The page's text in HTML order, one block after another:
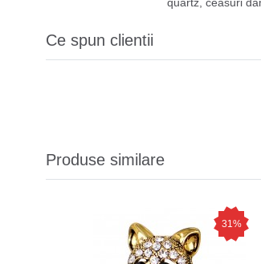
Ce spun clientii
Produse similare
31%